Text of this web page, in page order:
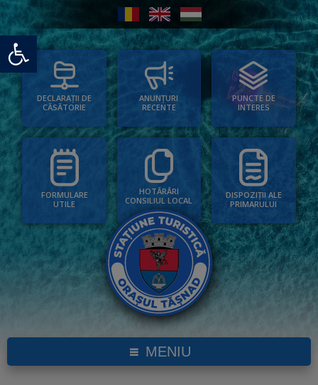
Deschide bara de unelte
DECLARAȚII DE
CĂSĂTORIE
ANUNȚURI
RECENTE
PUNCTE DE
INTERES
FORMULARE
UTILE
HOTĂRÂRI
CONSILIUL LOCAL
DISPOZIȚII ALE
PRIMARULUI
MENIU